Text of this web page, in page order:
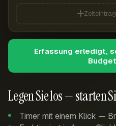
Legen Sie los — starten
Timer mit einem Klick —
Erfassung erledigt,